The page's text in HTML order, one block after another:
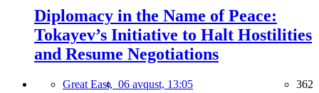
Diplomacy in the Name of Peace:
Tokayev’s Initiative to Halt Hostilities
and Resume Negotiations
Great East, 06 avqust, 13:05 362